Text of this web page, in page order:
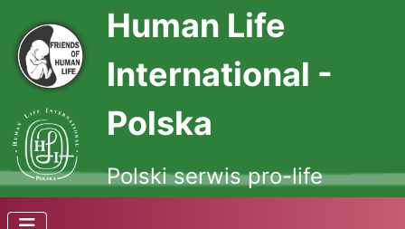
Human Life
International -
Polska
Polski serwis pro-life